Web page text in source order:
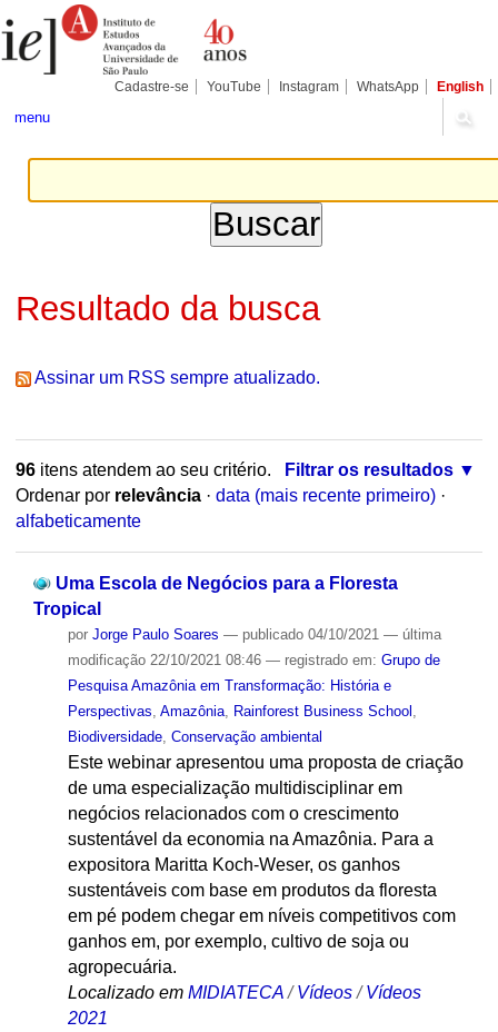
para
conteúdo.
Pessoais
Cadastre-se YouTube Instagram WhatsApp English
menu
Resultado da busca
Assinar um RSS sempre atualizado.
96itens atendem ao seu critério.
Filtrar os resultados
Ordenar por relevância · data (mais recente primeiro) ·
alfabeticamente
Uma Escola de Negócios para a Floresta
Tropical
por Jorge Paulo Soares — publicado04/10/2021 — última
modificação22/10/2021 08:46 — registrado em: Grupo de
Pesquisa Amazônia em Transformação: História e
Perspectivas Amazônia, Rainforest Business School
Biodiversidade, Conservação ambiental
Este webinar apresentou uma proposta de criação
de uma especialização multidisciplinar em
negócios relacionados com o crescimento
sustentável da economia na Amazônia. Para a
expositora Maritta Koch-Weser, os ganhos
sustentáveis com base em produtos da floresta
em pé podem chegar em níveis competitivos com
ganhos em, por exemplo, cultivo de soja ou
agropecuária.
Localizado em MIDIATECA /Vídeos /Vídeos
2021